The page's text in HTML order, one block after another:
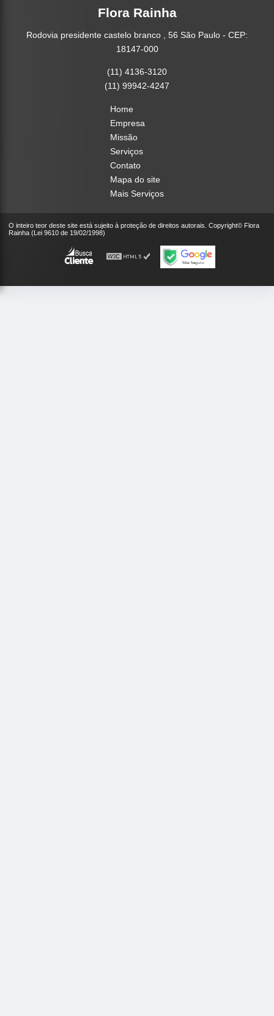
Flora Rainha
Rodovia presidente castelo branco , 56 São Paulo - CEP:
18147-000
(11) 4136-3120
(11) 99942-4247
Home
Empresa
Missão
Serviços
Contato
Mapa do site
Mais Serviços
O inteiro teor deste site está sujeito à proteção de direitos autorais. Copyright© Flora
Rainha (Lei 9610 de 19/02/1998)